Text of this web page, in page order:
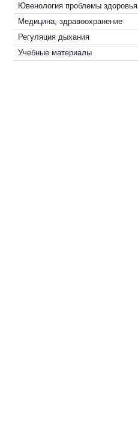
Ювенология проблемы здоровья
Медицина, здравоохранение
Регуляция дыхания
Учебные материалы